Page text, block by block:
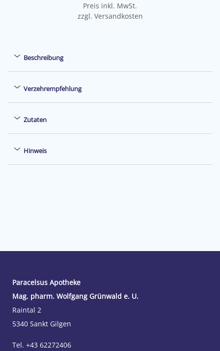
Preis inkl. MwSt.
zzgl. Versandkosten
Beschreibung
Verzehrempfehlung
Zutaten
Hinweis
Paracelsus Apotheke
Mag. pharm. Wolfgang Grünwald e. U.
Raintal 2
5340 Sankt Gilgen
Tel. +43 62272406